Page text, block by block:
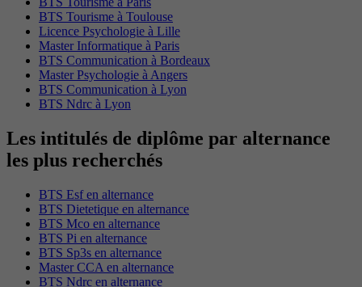
BTS Tourisme à Toulouse
Licence Psychologie à Lille
Master Informatique à Paris
BTS Communication à Bordeaux
Master Psychologie à Angers
BTS Communication à Lyon
BTS Ndrc à Lyon
Les intitulés de diplôme par alternance
les plus recherchés
BTS Esf en alternance
BTS Dietetique en alternance
BTS Mco en alternance
BTS Pi en alternance
BTS Sp3s en alternance
Master CCA en alternance
BTS Ndrc en alternance